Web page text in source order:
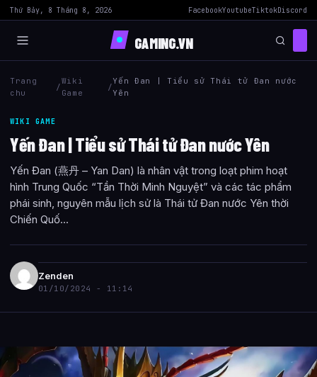
Thứ Bảy, 8 Tháng 8, 2026 FacebookYoutubeTiktokDiscord
GAMING.VN
Trang
chu
/
Wiki
Game
/
Yến Đan | Tiểu sử Thái tử Đan nước
Yên
WIKI GAME
Yến Đan | Tiểu sử Thái tử Đan nước Yên
Yến Đan (燕丹 – Yan Dan) là nhân vật trong loạt phim hoạt
hình Trung Quốc “Tần Thời Minh Nguyệt” và các tác phẩm
phái sinh, nguyên mẫu lịch sử là Thái tử Đan nước Yên thời
Chiến Quố...
Zenden
01/10/2024 - 11:14